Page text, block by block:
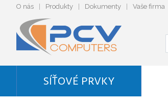
O nás Produkty Dokumenty Vaše firma
SÍŤOVÉ PRVKY